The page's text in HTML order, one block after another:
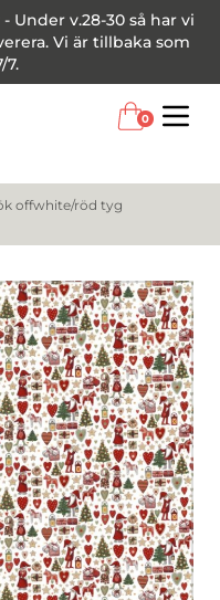
Under v.28-30 så har vi
Vi är tillbaka som
7.
0
offwhite/röd tyg